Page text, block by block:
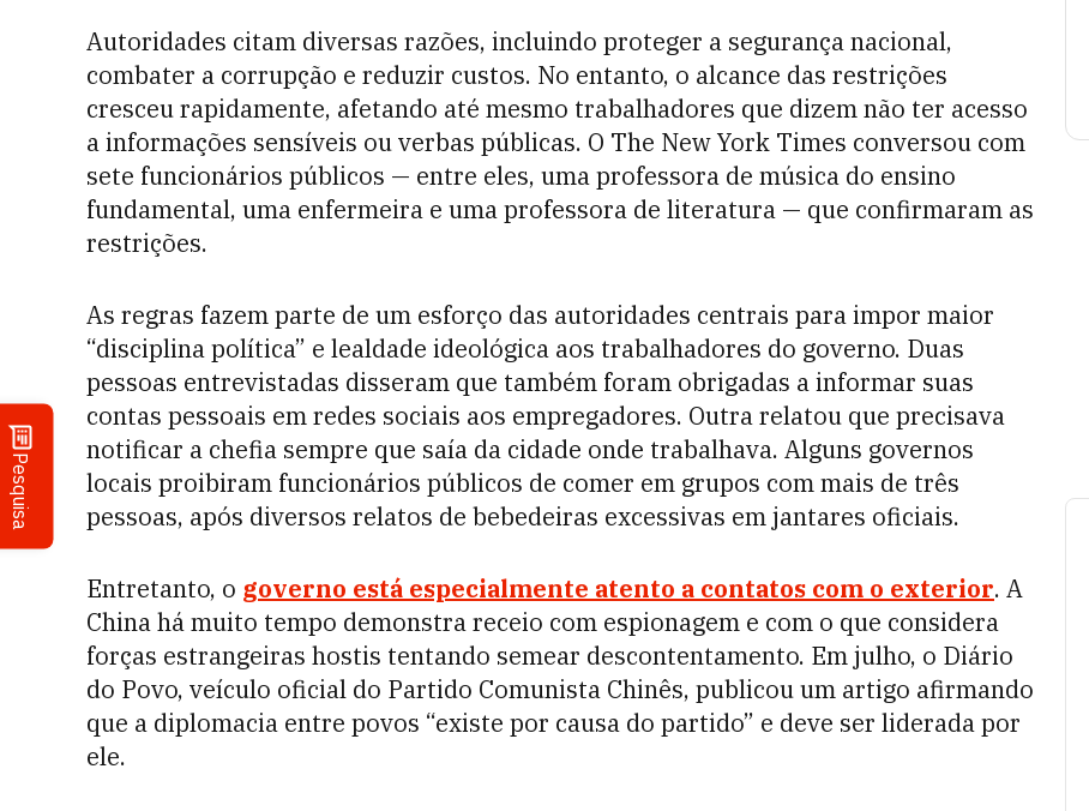
Pesquisa
Autoridades citam diversas razões, incluindo proteger a segurança nacional,
combater a corrupção e reduzir custos. No entanto, o alcance das restrições
cresceu rapidamente, afetando até mesmo trabalhadores que dizem não ter acesso
a informações sensíveis ou verbas públicas. O The New York Times conversou com
sete funcionários públicos — entre eles, uma professora de música do ensino
fundamental, uma enfermeira e uma professora de literatura — que confirmaram as
restrições.
As regras fazem parte de um esforço das autoridades centrais para impor maior
“disciplina política” e lealdade ideológica aos trabalhadores do governo. Duas
pessoas entrevistadas disseram que também foram obrigadas a informar suas
contas pessoais em redes sociais aos empregadores. Outra relatou que precisava
notificar a chefia sempre que saía da cidade onde trabalhava. Alguns governos
locais proibiram funcionários públicos de comer em grupos com mais de três
pessoas, após diversos relatos de bebedeiras excessivas em jantares oficiais.
Entretanto, o governo está especialmente atento a contatos com o exterior. A
China há muito tempo demonstra receio com espionagem e com o que considera
forças estrangeiras hostis tentando semear descontentamento. Em julho, o Diário
do Povo, veículo oficial do Partido Comunista Chinês, publicou um artigo afirmando
que a diplomacia entre povos “existe por causa do partido” e deve ser liderada por
ele.